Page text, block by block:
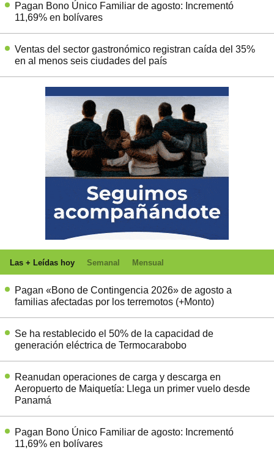
Pagan Bono Único Familiar de agosto: Incrementó
11,69% en bolívares
Ventas del sector gastronómico registran caída del 35%
en al menos seis ciudades del país
Las + Leídas hoy Semanal Mensual
Pagan «Bono de Contingencia 2026» de agosto a
familias afectadas por los terremotos (+Monto)
Se ha restablecido el 50% de la capacidad de
generación eléctrica de Termocarabobo
Reanudan operaciones de carga y descarga en
Aeropuerto de Maiquetía: Llega un primer vuelo desde
Panamá
Pagan Bono Único Familiar de agosto: Incrementó
11,69% en bolívares